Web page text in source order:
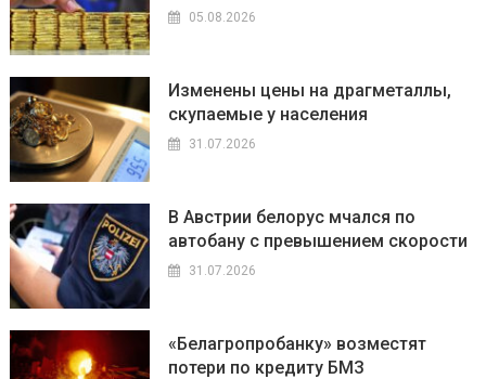
05.08.2026
Изменены цены на драгметаллы,
скупаемые у населения
31.07.2026
В Австрии белорус мчался по
автобану с превышением скорости
31.07.2026
«Белагропробанку» возместят
потери по кредиту БМЗ